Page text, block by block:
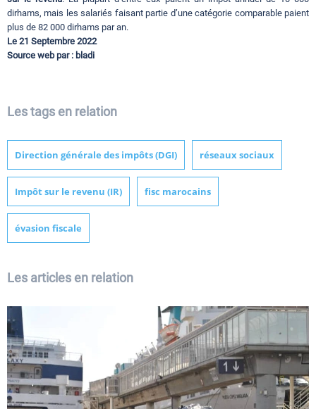
dirhams, mais les salariés faisant partie d’une catégorie comparable paient
plus de 82 000 dirhams par an.
Le 21 Septembre 2022
Source web par : bladi
Les tags en relation
Direction générale des impôts (DGI) réseaux sociaux
Impôt sur le revenu (IR) fisc marocains
évasion fiscale
Les articles en relation